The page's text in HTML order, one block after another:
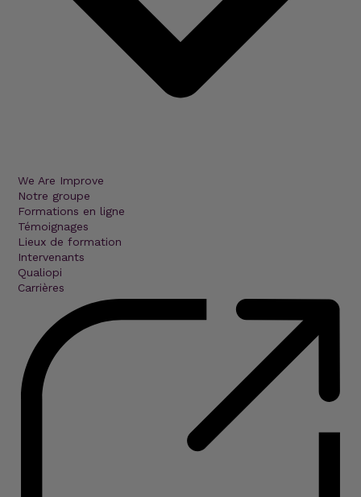
We Are Improve
Notre groupe
Formations en ligne
Témoignages
Lieux de formation
Intervenants
Qualiopi
Carrières